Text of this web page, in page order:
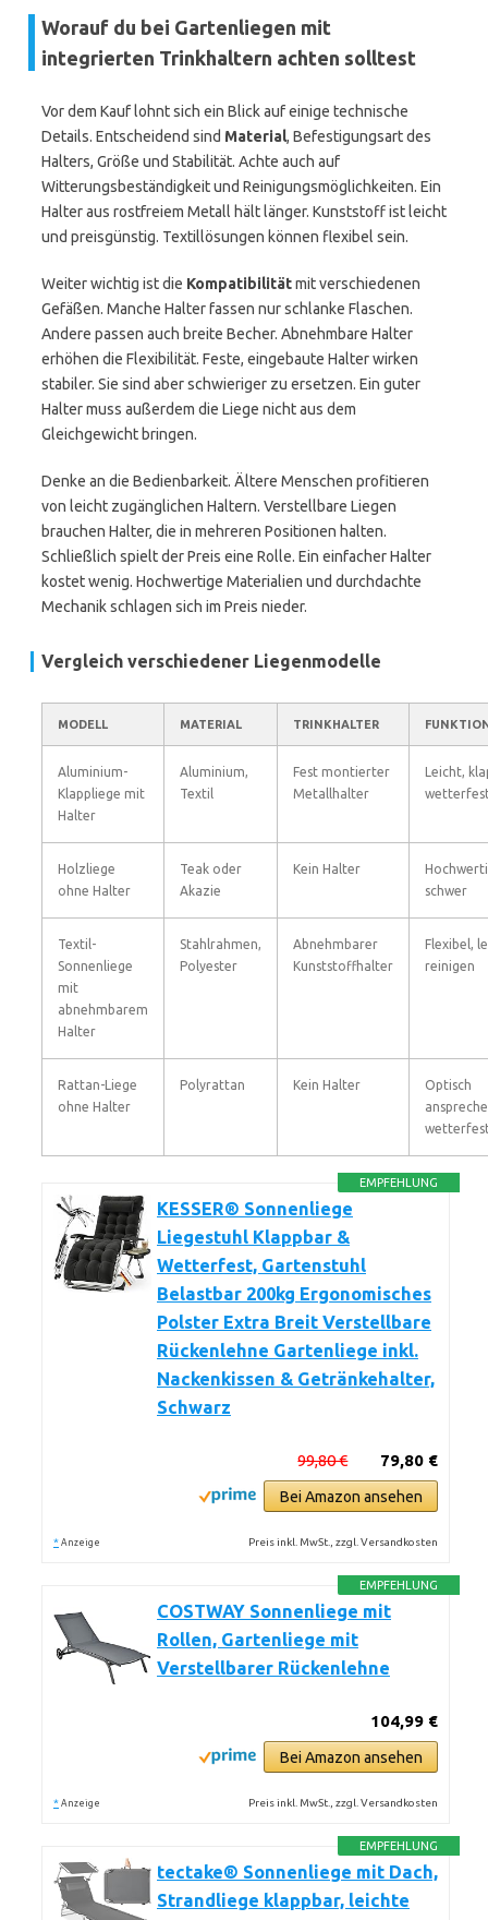
Worauf du bei Gartenliegen mit
integrierten Trinkhaltern achten solltest
Vor dem Kauf lohnt sich ein Blick auf einige technische
Details. Entscheidend sind Material, Befestigungsart des
Halters, Größe und Stabilität. Achte auch auf
Witterungsbeständigkeit und Reinigungsmöglichkeiten. Ein
Halter aus rostfreiem Metall hält länger. Kunststoff ist leicht
und preisgünstig. Textillösungen können flexibel sein.
Weiter wichtig ist die Kompatibilitätmit verschiedenen
Gefäßen. Manche Halter fassen nur schlanke Flaschen.
Andere passen auch breite Becher. Abnehmbare Halter
erhöhen die Flexibilität. Feste, eingebaute Halter wirken
stabiler. Sie sind aber schwieriger zu ersetzen. Ein guter
Halter muss außerdem die Liege nicht aus dem
Gleichgewicht bringen.
Denke an die Bedienbarkeit. Ältere Menschen profitieren
von leicht zugänglichen Haltern. Verstellbare Liegen
brauchen Halter, die in mehreren Positionen halten.
Schließlich spielt der Preis eine Rolle. Ein einfacher Halter
kostet wenig. Hochwertige Materialien und durchdachte
Mechanik schlagen sich im Preis nieder.
Vergleich verschiedener Liegenmodelle
MODELL MATERIAL TRINKHALTER
Aluminium-
Klappliege mit
Halter
Aluminium,
Textil
Fest montierter
Metallhalter
Leicht,
Holzliege
ohne Halter
Teak oder
Akazie
Kein Halter
schwer
Textil-
Sonnenliege
mit
abnehmbarem
Halter
Stahlrahmen,
Polyester
Abnehmbarer
Kunststoffhalter
Flexibel,
reinigen
Rattan-Liege
ohne Halter
Polyrattan Kein Halter
Optisch
EMPFEHLUNG
KESSER® Sonnenliege
Liegestuhl Klappbar &
Wetterfest, Gartenstuhl
Belastbar 200kg Ergonomisches
Polster Extra Breit Verstellbare
Rückenlehne Gartenliege inkl.
Nackenkissen & Getränkehalter,
Schwarz
79,80 €
99,80 €
Bei Amazon ansehen
* Anzeige Preis inkl. MwSt., zzgl. Versandkosten
EMPFEHLUNG
COSTWAY Sonnenliege mit
Rollen, Gartenliege mit
Verstellbarer Rückenlehne
104,99 €
Bei Amazon ansehen
* Anzeige Preis inkl. MwSt., zzgl. Versandkosten
EMPFEHLUNG
tectake® Sonnenliege mit Dach,
Strandliege klappbar, leichte